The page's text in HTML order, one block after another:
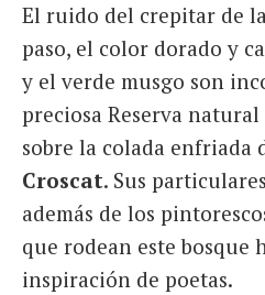
El ruido del crepitar de
paso, el color dorado y
y el verde musgo son
preciosa Reserva
sobre la colada enfriada
Croscat. Sus
además de los
que rodean este bosque
inspiración de poetas.